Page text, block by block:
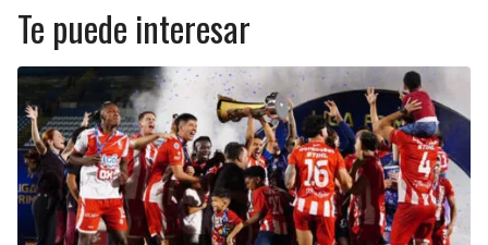
Te puede interesar